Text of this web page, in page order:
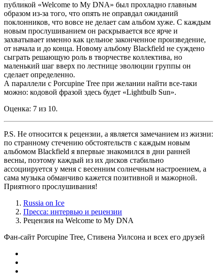
публикой «Welcome to My DNA» был прохладно главным
образом из-за того, что опять не оправдал ожиданий
поклонников, что вовсе не делает сам альбом хуже. С каждым
новым прослушиванием он раскрывается все ярче и
захватывает именно как цельное законченное произведение,
от начала и до конца. Новому альбому Blackfield не суждено
сыграть решающую роль в творчестве коллектива, но
маленький шаг вверх по лестнице эволюции группы он
сделает определенно.
А параллели с Porcupine Tree при желании найти все-таки
можно: кодовой фразой здесь будет «Lightbulb Sun».
Оценка: 7 из 10.
P.S. Не относится к рецензии, а является замечанием из жизни:
по странному стечению обстоятельств с каждым новым
альбомом Blackfield я впервые знакомился в дни ранней
весны, поэтому каждый из их дисков стабильно
ассоциируется у меня с весенним солнечным настроением, а
сама музыка обманчиво кажется позитивной и мажорной.
Приятного прослушивания!
Russia on Ice
Пресса: интервью и рецензии
Рецензия на Welcome to My DNA
Фан-сайт Porcupine Tree, Стивена Уилсона и всех его друзей